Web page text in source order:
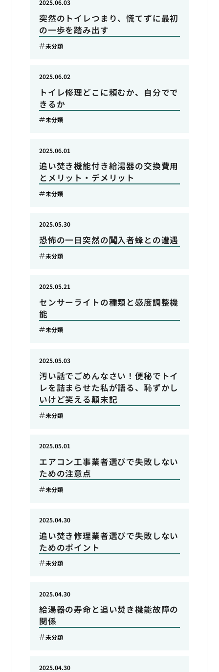
突然のトイレつまり、慌てずに最初
の一歩を踏み出す
2025.06.03
未分類
トイレ修理どこに頼むか、自分でで
きるか
2025.06.02
未分類
追い焚き機能付き給湯器の交換費用
とメリット・デメリット
2025.06.01
未分類
恐怖の一日突然の闖入者蜂との遭遇
2025.05.30
未分類
センサーライトの種類と感度調整機
能
2025.05.21
未分類
汚い話でごめんなさい！便秘でトイ
レを詰まらせた私が語る、恥ずかし
いけど笑える顛末記
2025.05.03
未分類
エアコン工事業者選びで失敗しない
ための注意点
2025.05.01
未分類
追い焚き修理業者選びで失敗しない
ためのポイント
2025.04.30
未分類
給湯器の寿命と追い焚き機能故障の
関係
2025.04.30
未分類
2025.04.30